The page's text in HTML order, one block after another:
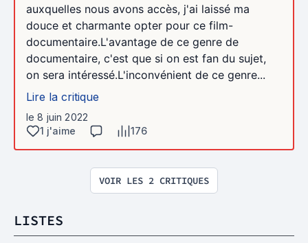
auxquelles nous avons accès, j'ai laissé ma
douce et charmante opter pour ce film-
documentaire.L'avantage de ce genre de
documentaire, c'est que si on est fan du sujet,
on sera intéressé.L'inconvénient de ce genre...
Lire la critique
le 8 juin 2022
1 j'aime
176
VOIR LES 2 CRITIQUES
LISTES